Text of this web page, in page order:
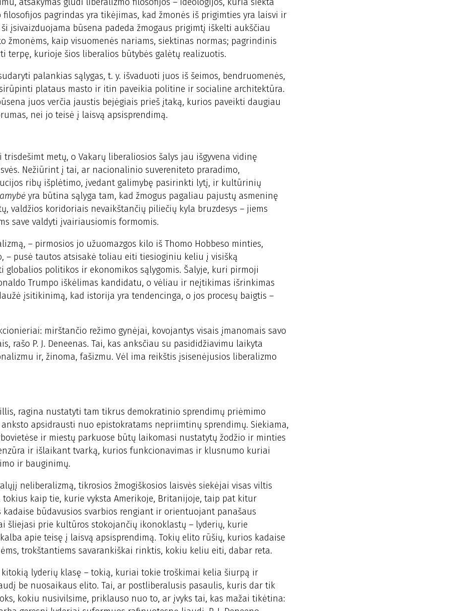
pagrindas yra tikėjimas, kad žmonės iš prigimties yra laisvi ir
įsivaizduojama būsena padeda žmogaus prigimtį iškelti aukščiau
kaip visuomenės nariams, siektinas normas; pagrindinis
terpę, kurioje šios liberalios būtybės galėtų realizuotis.
palankias sąlygas, t. y. išvaduoti juos iš šeimos, bendruomenės,
plataus masto ir itin paveikia politine ir socialine architektūra.
juos verčia jaustis bejėgiais prieš įtaką, kurios paveikti daugiau
nei jo teisė į laisvą apsisprendimą.
metų, o Vakarų liberaliosios šalys jau išgyvena vidinę
Nežiūrint į tai, ar nacionalinio suvereniteto praradimo,
ribų išplėtimo, įvedant galimybę pasirinkti lytį, ir kultūrinių
yra būtina sąlyga tam, kad žmogus pagaliau pajustų asmeninę
valdžios koridoriais nevaikštančių piliečių kyla bruzdesys – jiems
save valdyti įvairiausiomis formomis.
– pirmosios jo užuomazgos kilo iš Thomo Hobbeso minties,
– pusė tautos atsisakė toliau eiti tiesioginiu keliu į visišką
politikos ir ekonomikos sąlygomis. Šalyje, kuri pirmoji
Trumpo iškėlimas kandidatu, o vėliau ir neįtikimas išrinkimas
įsitikinimą, kad istorija yra tendencinga, o jos procesų baigtis –
mirštančio režimo gynėjai, kovojantys visais įmanomais savo
rašo P. J. Deneenas. Tai, kas anksčiau su pasididžiavimu laikyta
ir, žinoma, fašizmu. Vėl ima reikštis įsisenėjusios liberalizmo
ragina nustatyti tam tikrus demokratinio sprendimų priėmimo
apsidrausti nuo epistokratams nepriimtinų sprendimų. Siekiama,
ir miestų parkuose būtų laikomasi nustatytų žodžio ir minties
ir išlaikant tvarką, kurios funkcionavimas ir klusnumo kuriai
ir bauginimų.
neliberalizmą, tikrosios žmogiškosios laisvės siekėjai visas viltis
kaip tie, kurie vyksta Amerikoje, Britanijoje, taip pat kitur
būdavusios svarbios rengiant ir orientuojant panašaus
šliejasi prie kultūros stokojančių ikonoklastų – lyderių, kurie
apie teisę į laisvą apsisprendimą. Tokių elito rūšių, kurios kadaise
trokštantiems savarankiškai rinktis, kokiu keliu eiti, dabar reta.
lyderių klasę – tokią, kuriai tokie troškimai kelia šiurpą ir
be nuosaikaus elito. Tai, ar postliberalusis pasaulis, kuris dar tik
kokiu nusivilsime, priklauso nuo to, ar įvyks tai, kas mažai tikėtina: